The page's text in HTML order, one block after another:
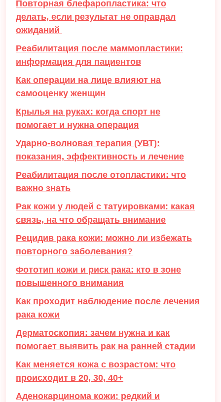
Повторная блефаропластика: что
делать, если результат не оправдал
ожиданий
Реабилитация после маммопластики:
информация для пациентов
Как операции на лице влияют на
самооценку женщин
Крылья на руках: когда спорт не
помогает и нужна операция
Ударно-волновая терапия (УВТ):
показания, эффективность и лечение
Реабилитация после отопластики: что
важно знать
Рак кожи у людей с татуировками: какая
связь, на что обращать внимание
Рецидив рака кожи: можно ли избежать
повторного заболевания?
Фототип кожи и риск рака: кто в зоне
повышенного внимания
Как проходит наблюдение после лечения
рака кожи
Дерматоскопия: зачем нужна и как
помогает выявить рак на ранней стадии
Как меняется кожа с возрастом: что
происходит в 20, 30, 40+
Аденокарцинома кожи: редкий и